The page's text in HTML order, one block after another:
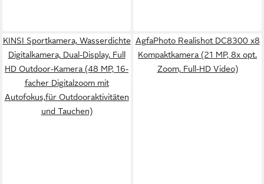
KINSI Sportkamera, Wasserdichte
Digitalkamera, Dual-Display, Full
HD Outdoor-Kamera (48 MP, 16-
facher Digitalzoom mit
Autofokus,für Outdooraktivitäten
und Tauchen)
AgfaPhoto Realishot DC8300 x8
Kompaktkamera (21 MP, 8x opt.
Zoom, Full-HD Video)